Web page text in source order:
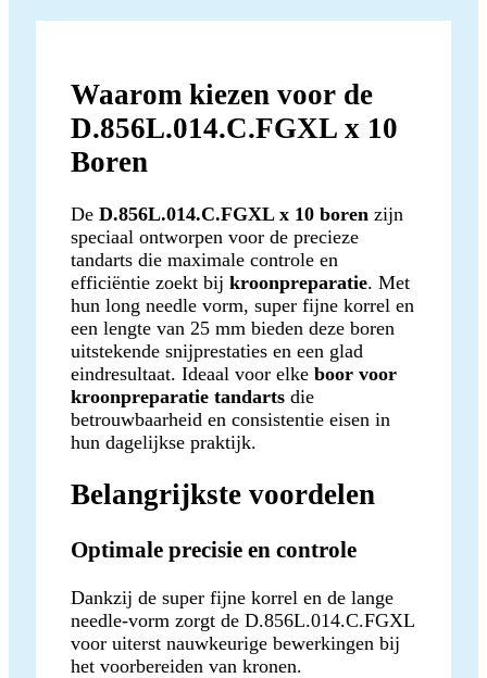
Waarom kiezen voor de
D.856L.014.C.FGXL x 10
Boren
De D.856L.014.C.FGXL x 10 boren zijn
speciaal ontworpen voor de precieze
tandarts die maximale controle en
efficiëntie zoekt bij kroonpreparatie. Met
hun long needle vorm, super fijne korrel en
een lengte van 25 mm bieden deze boren
uitstekende snijprestaties en een glad
eindresultaat. Ideaal voor elke boor voor
kroonpreparatie tandarts die
betrouwbaarheid en consistentie eisen in
hun dagelijkse praktijk.
Belangrijkste voordelen
Optimale precisie en controle
Dankzij de super fijne korrel en de lange
needle-vorm zorgt de D.856L.014.C.FGXL
voor uiterst nauwkeurige bewerkingen bij
het voorbereiden van kronen.